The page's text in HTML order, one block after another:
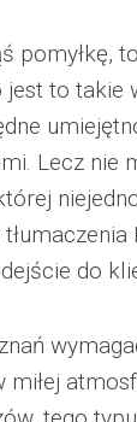
pomyłkę,
to takie
Lecz nie
do